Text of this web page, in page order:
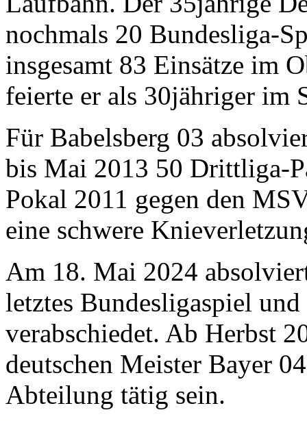
nochmals 20 Bundesliga-
insgesamt 83 Einsätze im
feierte er als 30jähriger im
Für Babelsberg 03
bis Mai 2013 50 Drittliga-
Pokal 2011 gegen den
eine schwere
Am 18. Mai 2024
letztes Bundesligaspiel
verabschiedet. Ab Herbst
deutschen Meister Bayer
Abteilung tätig sein.